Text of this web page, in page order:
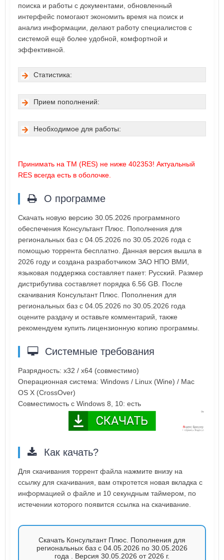
поиска и работы с документами, обновленный
интерфейс помогают экономить время на поиск и
анализ информации, делают работу специалистов с
системой ещё более удобной, комфортной и
эффективной.
Статистика:
Прием пополнений:
Необходимое для работы:
Принимать на ТМ (RES) не ниже 402353! Актуальный
RES всегда есть в оболочке.
О программе
Скачать новую версию 30.05.2026 программного
обеспечения Консультант Плюс. Пополнения для
региональных баз с 04.05.2026 по 30.05.2026 года с
помощью торрента бесплатно. Данная версия вышла в
2026 году и создана разработчиком ЗАО НПО ВМИ,
языковая поддержка составляет пакет: Русский. Размер
дистрибутива составляет порядка 6.56 GB. После
скачивания Консультант Плюс. Пополнения для
региональных баз с 04.05.2026 по 30.05.2026 года
оцените раздачу и оставьте комментарий, также
рекомендуем купить лицензионную копию программы.
Системные требования
Разрядность: x32 / x64 (совместимо)
Операционная система: Windows / Linux (Wine) / Mac
OS X (CrossOver)
Совместимость с Windows 8, 10: есть
Как качать?
Для скачивания торрент файла нажмите внизу на
ссылку для скачивания, вам откротется новая вкладка с
информацией о файле и 10 секундным таймером, по
истечении которого появится ссылка на скачивание.
Скачать Консультант Плюс. Пополнения для
региональных баз с 04.05.2026 по 30.05.2026
года . Версия 30.05.2026 от 2026 г.